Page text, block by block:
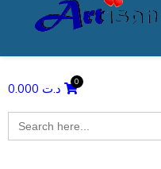
د.ت
Search
for: